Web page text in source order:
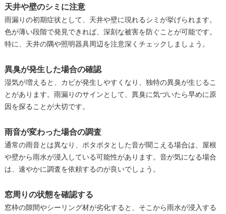
天井や壁のシミに注意
雨漏りの初期症状として、天井や壁に現れるシミが挙げられます。
色が薄い段階で発見できれば、深刻な被害を防ぐことが可能です。
特に、天井の隅や照明器具周辺を注意深くチェックしましょう。
異臭が発生した場合の確認
湿気が増えると、カビが発生しやすくなり、独特の異臭が生じるこ
とがあります。雨漏りのサインとして、異臭に気づいたら早めに原
因を探ることが大切です。
雨音が変わった場合の調査
通常の雨音とは異なり、ポタポタとした音が聞こえる場合は、屋根
や壁から雨水が浸入している可能性があります。音が気になる場合
は、速やかに調査を依頼するのが良いでしょう。
窓周りの状態を確認する
窓枠の隙間やシーリング材が劣化すると、そこから雨水が浸入する